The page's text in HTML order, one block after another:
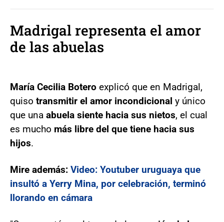
Madrigal representa el amor
de las abuelas
María Cecilia Botero explicó que en Madrigal,
quiso transmitir el amor incondicional y único
que una abuela siente hacia sus nietos, el cual
es mucho más libre del que tiene hacia sus
hijos.
Mire además: Video: Youtuber uruguaya que
insultó a Yerry Mina, por celebración, terminó
llorando en cámara